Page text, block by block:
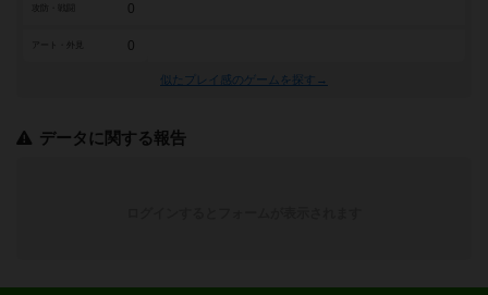
0
アート・外見 0
似たプレイ感のゲームを探す→
データに関する報告